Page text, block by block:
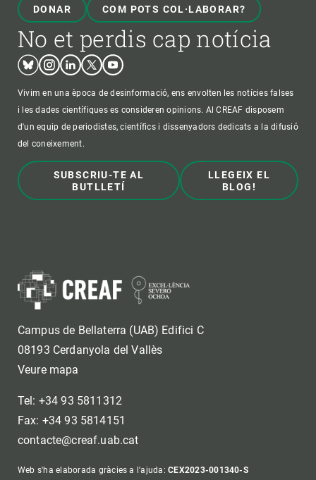
DONAR COM POTS COL·LABORAR?
No et perdis cap notícia
BlueskyInstagram
LinkedinTwitterYoutube
Vivim en una època de desinformació, ens envolten les notícies falses
i les dades científiques es consideren opinions. Al CREAF disposem
d'un equip de periodistes, científics i dissenyadors dedicats a la difusió
del coneixement.
SUBSCRIU-TE AL
BUTLLETÍ
LLEGEIX EL
BLOG!
Campus de Bellaterra (UAB) Edifici C
08193 Cerdanyola del Vallès
Veure mapa
Tel: +34 93 5811312
Fax: +34 93 5814151
contacte@creaf.uab.cat
Web s'ha elaborada gràcies a l'ajuda:CEX2023-001340-S